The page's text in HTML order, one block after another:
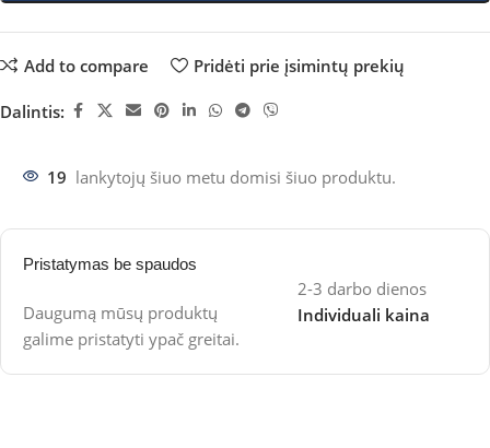
Add to compare Pridėti prie įsimintų prekių
Dalintis:
19 lankytojų šiuo metu domisi šiuo produktu.
Pristatymas be spaudos
Daugumą mūsų produktų
galime pristatyti ypač greitai.
2-3 darbo dienos
Individuali kaina